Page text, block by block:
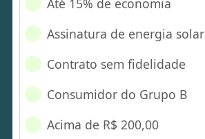
Até 15% de economia
Assinatura de energia solar
Contrato sem fidelidade
Consumidor do Grupo B
Acima de R$ 200,00